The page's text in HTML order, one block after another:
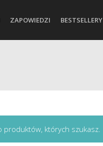
ZAPOWIEDZI BESTSELLERY
produktów, których szukasz.